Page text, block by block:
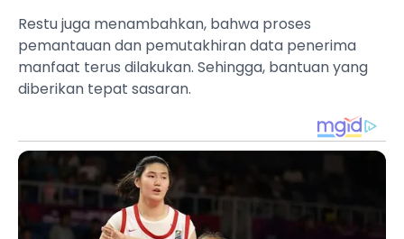
Restu juga menambahkan, bahwa proses
pemantauan dan pemutakhiran data penerima
manfaat terus dilakukan. Sehingga, bantuan yang
diberikan tepat sasaran.